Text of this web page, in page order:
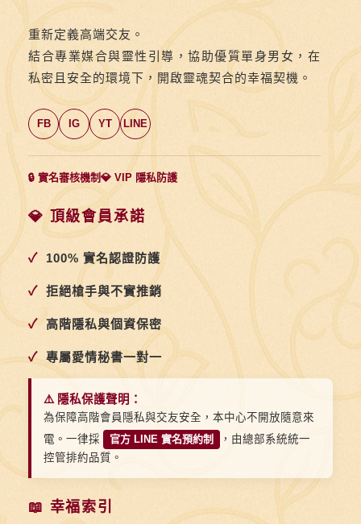
重新定義高端交友。
結合專業媒合與靈性引導，協助優質單身男女，在
私密且安全的環境下，開啟靈魂契合的幸福契機。
FB IG YT LINE
🔒 實名審核機制💎 VIP 隱私防護
💎 頂級會員承諾
✓ 100% 實名認證防護
✓ 拒絕槍手與不實推銷
✓ 高階隱私與個資保密
✓ 專屬愛情秘書一對一
⚠️ 隱私保護聲明：
為保障高階會員隱私與交友安全，本中心不開放隨意來
電。一律採
官方 LINE 實名預約制
，由總部系統統一
控管排約品質。
📖 幸福索引